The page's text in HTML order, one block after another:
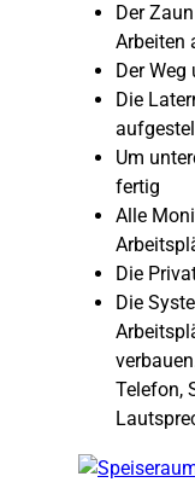
Der
Arbeiten
Der
Die
Um
fertig
Alle
Die
Die
Telefon,